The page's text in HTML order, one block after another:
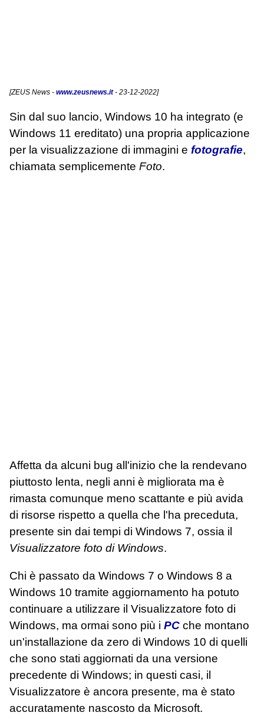
[ZEUS News - www.zeusnews.it- 23-12-2022]
Sin dal suo lancio, Windows 10 ha integrato (e
Windows 11 ereditato) una propria applicazione
per la visualizzazione di immagini e fotografie,
chiamata semplicemente Foto.
Affetta da alcuni bug all'inizio che la rendevano
piuttosto lenta, negli anni è migliorata ma è
rimasta comunque meno scattante e più avida
di risorse rispetto a quella che l'ha preceduta,
presente sin dai tempi di Windows 7, ossia il
Visualizzatore foto di Windows.
Chi è passato da Windows 7 o Windows 8 a
Windows 10 tramite aggiornamento ha potuto
continuare a utilizzare il Visualizzatore foto di
Windows, ma ormai sono più i PC che montano
un'installazione da zero di Windows 10 di quelli
che sono stati aggiornati da una versione
precedente di Windows; in questi casi, il
Visualizzatore è ancora presente, ma è stato
accuratamente nascosto da Microsoft.